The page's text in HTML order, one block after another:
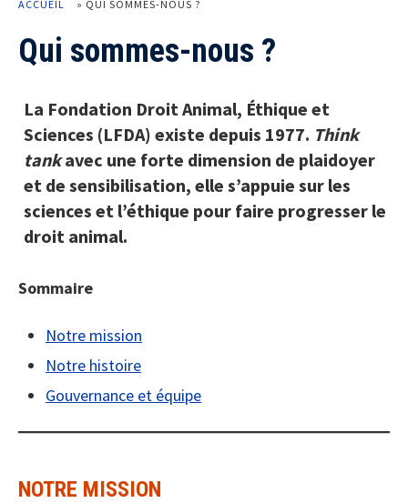
ACCUEIL » QUI SOMMES-NOUS ?
Qui sommes-nous ?
La Fondation Droit Animal, Éthique et
Sciences (LFDA) existe depuis 1977. Think
tankavec une forte dimension de plaidoyer
et de sensibilisation, elle s’appuie sur les
sciences et l’éthique pour faire progresser le
droit animal.
Sommaire
Notre mission
Notre histoire
Gouvernance et équipe
NOTRE MISSION